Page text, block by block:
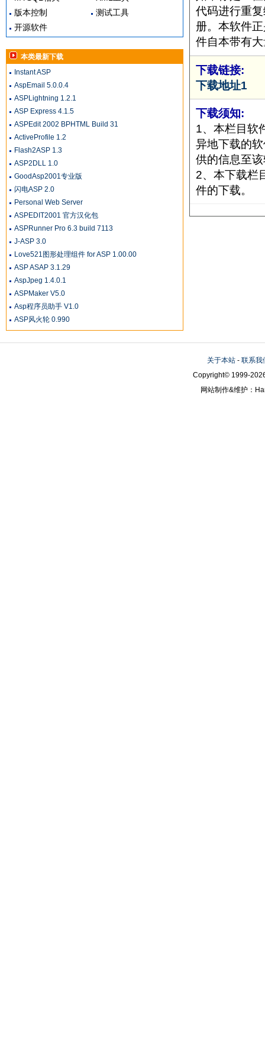
版本控制
测试工具
开源软件
本类最新下载
Instant ASP
AspEmail 5.0.0.4
ASPLightning 1.2.1
ASP Express 4.1.5
ASPEdit 2002 BPHTML Build 31
ActiveProfile 1.2
Flash2ASP 1.3
ASP2DLL 1.0
GoodAsp2001专业版
闪电ASP 2.0
Personal Web Server
ASPEDIT2001 官方汉化包
ASPRunner Pro 6.3 build 7113
J-ASP 3.0
Love521图形处理组件 for ASP 1.00.00
ASP ASAP 3.1.29
AspJpeg 1.4.0.1
ASPMaker V5.0
Asp程序员助手 V1.0
ASP风火轮 0.990
代码进行重
册。本软件
件自本带有
下载链接:
下载地址1
下载须知:
1、本栏目软
异地下载的
供的信息至
2、本下载栏
件的下载。
关于本站 - 联系我
Copyright© 1999-
网站制作&维护：